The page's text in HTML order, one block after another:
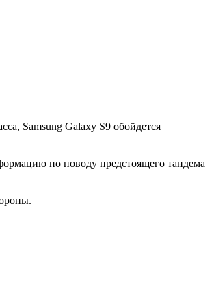
Samsung Galaxy S9 обойдется
по поводу предстоящего тандема